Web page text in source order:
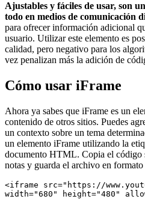
Ajustables y fáciles de usar, son
todo en medios de comunicación
para ofrecer información adicional
usuario. Utilizar este elemento es
calidad, pero negativo para los
vez penalizan más la adición de
Cómo usar iFrame
Ahora ya sabes que iFrame es un
contenido de otros sitios. Puedes
un contexto sobre un tema
un elemento iFrame utilizando la
documento HTML. Copia el código
notas y guarda el archivo en
<iframe src="https://
width="680" height="480"